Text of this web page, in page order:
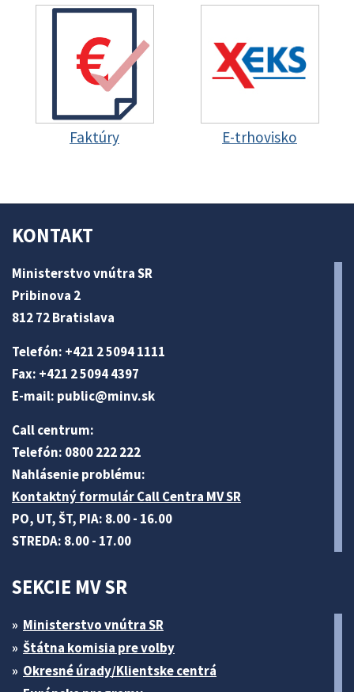
Faktúry E-trhovisko
KONTAKT
Ministerstvo vnútra SR
Pribinova 2
812 72 Bratislava
Telefón: +421 2 5094 1111
Fax: +421 2 5094 4397
E-mail: public@minv.sk
Call centrum:
Telefón: 0800 222 222
Nahlásenie problému:
Kontaktný formulár Call Centra MV SR
PO, UT, ŠT, PIA: 8.00 - 16.00
STREDA: 8.00 - 17.00
SEKCIE MV SR
Ministerstvo vnútra SR
Štátna komisia pre volby
Okresné úrady/Klientske centrá